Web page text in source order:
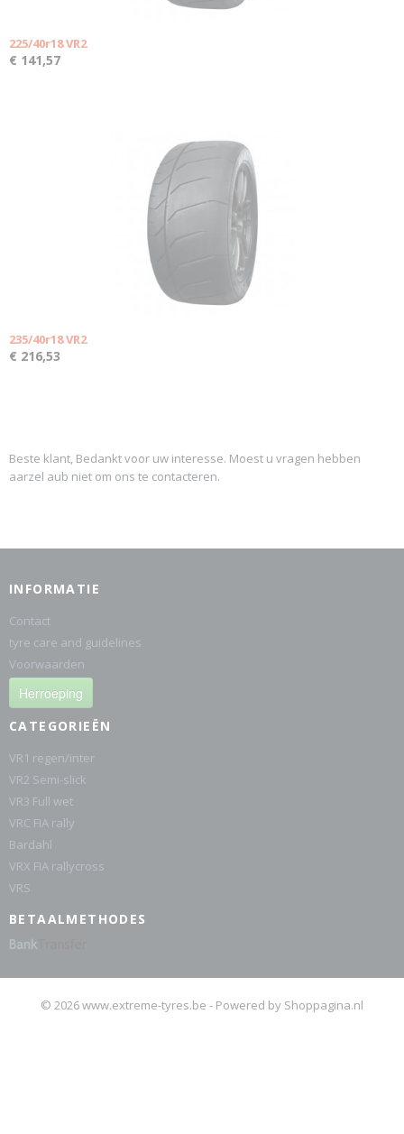
225/40r18 VR2
€ 141,57
235/40r18 VR2
€ 216,53
Beste klant, Bedankt voor uw interesse. Moest u vragen hebben
aarzel aub niet om ons te contacteren.
INFORMATIE
Contact
tyre care and guidelines
Voorwaarden
Herroeping
CATEGORIEËN
VR1 regen/inter
VR2 Semi-slick
VR3 Full wet
VRC FIA rally
Bardahl
VRX FIA rallycross
VRS
BETAALMETHODES
© 2026 www.extreme-tyres.be - Powered by Shoppagina.nl